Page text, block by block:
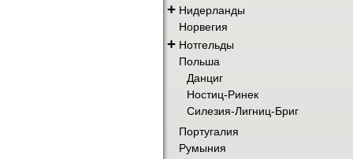
+ Нидерланды
Норвегия
+ Нотгельды
Польша
Данциг
Ностиц-Ринек
Силезия-Лигниц-Бриг
Португалия
Румыния